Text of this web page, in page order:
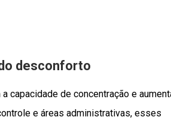
desconforto
capacidade de concentração e
e áreas administrativas, esses